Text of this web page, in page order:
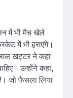
में भी मैच खेले
में भी हराएंगे।
खट्टर ने कहा
उन्होंने कहा,
जो फैसला लिया